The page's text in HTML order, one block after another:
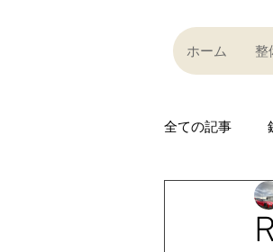
ホーム 整
全ての記事
Partner